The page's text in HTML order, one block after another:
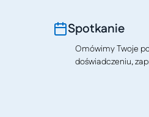
Spotkanie
Omówimy Twoje
doświadczeniu,